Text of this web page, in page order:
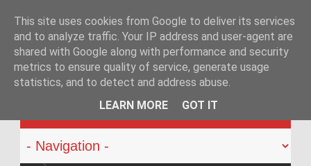
KATEHACKER
This site uses cookies from Google to deliver its services
and to analyze traffic. Your IP address and user-agent are
shared with Google along with performance and security
metrics to ensure quality of service, generate usage
statistics, and to detect and address abuse.
LEARN MORE
GOT IT